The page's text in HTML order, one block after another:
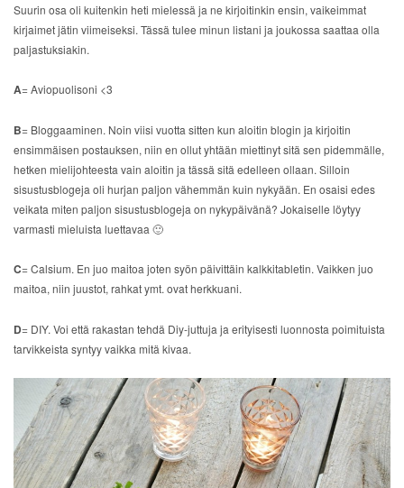
Suurin osa oli kuitenkin heti mielessä ja ne kirjoitinkin ensin, vaikeimmat
kirjaimet jätin viimeiseksi. Tässä tulee minun listani ja joukossa saattaa olla
paljastuksiakin.
A= Aviopuolisoni <3
B= Bloggaaminen. Noin viisi vuotta sitten kun aloitin blogin ja kirjoitin
ensimmäisen postauksen, niin en ollut yhtään miettinyt sitä sen pidemmälle,
hetken mielijohteesta vain aloitin ja tässä sitä edelleen ollaan. Silloin
sisustusblogeja oli hurjan paljon vähemmän kuin nykyään. En osaisi edes
veikata miten paljon sisustusblogeja on nykypäivänä? Jokaiselle löytyy
varmasti mieluista luettavaa 🙂
C= Calsium. En juo maitoa joten syön päivittäin kalkkitabletin. Vaikken juo
maitoa, niin juustot, rahkat ymt. ovat herkkuani.
D= DIY. Voi että rakastan tehdä Diy-juttuja ja erityisesti luonnosta poimituista
tarvikkeista syntyy vaikka mitä kivaa.